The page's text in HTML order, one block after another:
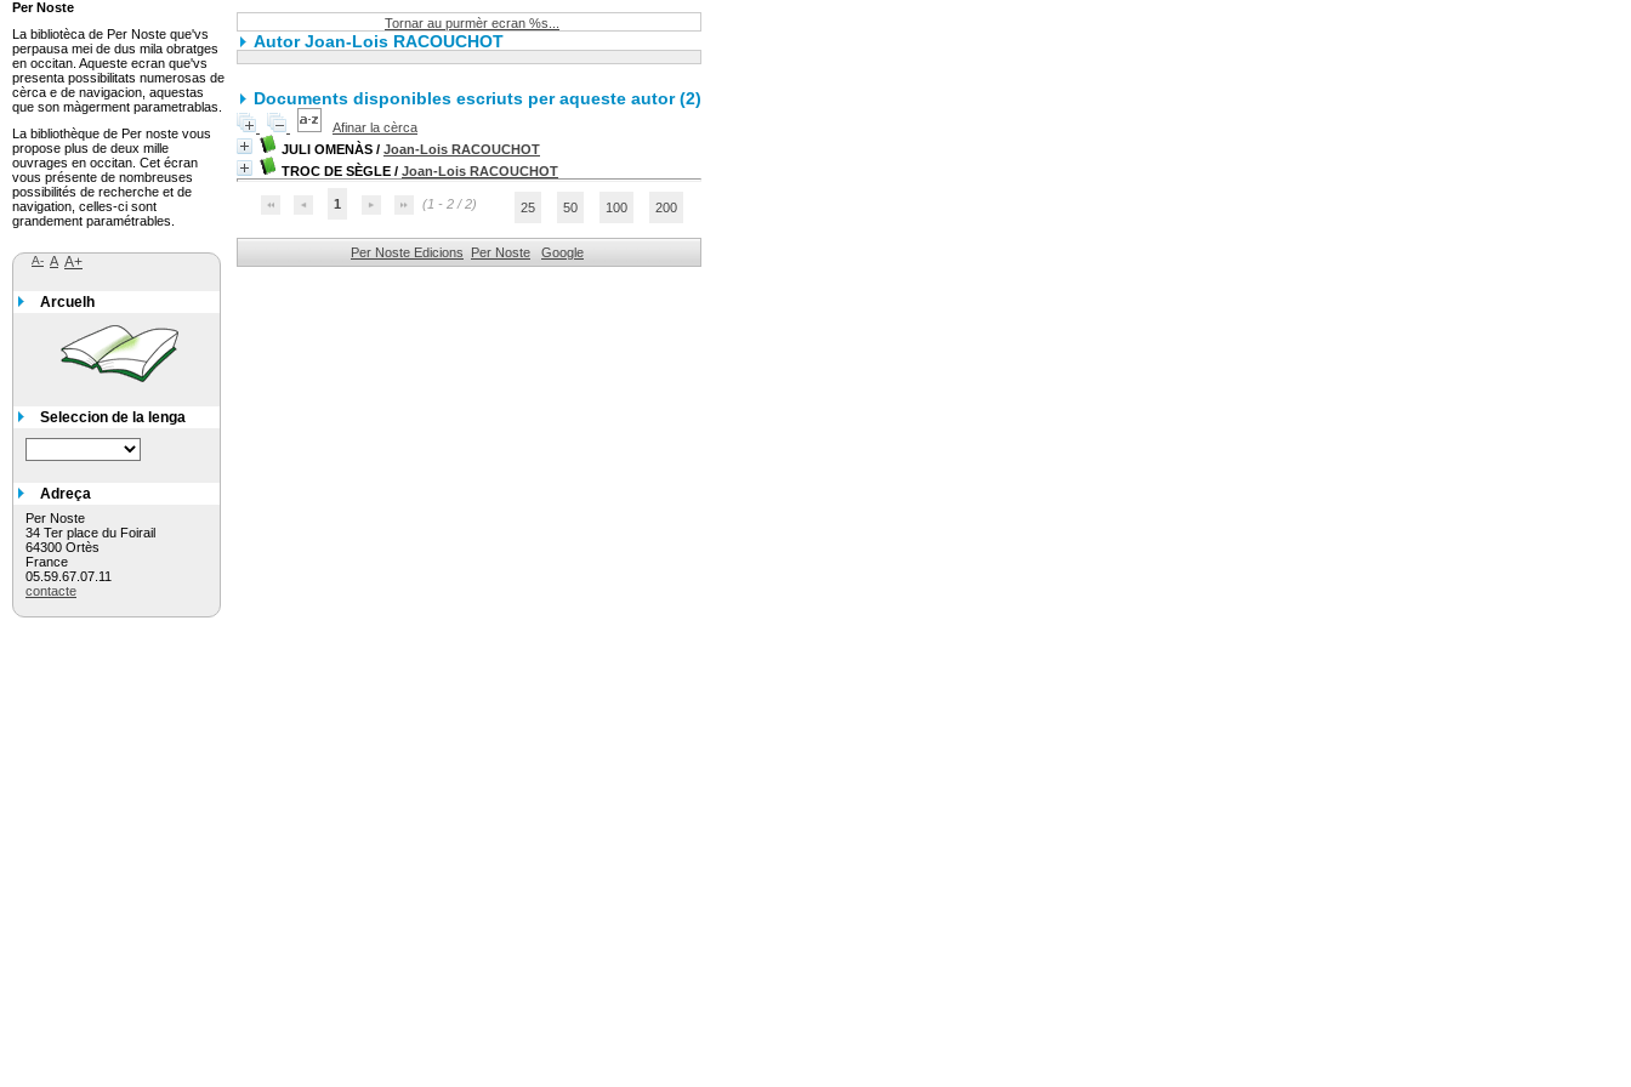
Tornar au purmèr ecran %s...
Autor Joan-Lois RACOUCHOT
Documents disponibles escriuts per aqueste autor (2)
Afinar la cèrca
JULI OMENÀS / Joan-Lois RACOUCHOT
TROC DE SÈGLE / Joan-Lois RACOUCHOT
1 (1 - 2 / 2) 25 50 100 200
Per Noste Edicions Per Noste Google
Per Noste
La bibliotèca de Per Noste que'vs
perpausa mei de dus mila obratges
en occitan. Aqueste ecran que'vs
presenta possibilitats numerosas de
cèrca e de navigacion, aquestas
que son màgerment parametrablas.
La bibliothèque de Per noste vous
propose plus de deux mille
ouvrages en occitan. Cet écran
vous présente de nombreuses
possibilités de recherche et de
navigation, celles-ci sont
grandement paramétrables.
A- A A+
Arcuelh
Seleccion de la lenga
Adreça
Per Noste
34 Ter place du Foirail
64300 Ortès
France
05.59.67.07.11
contacte